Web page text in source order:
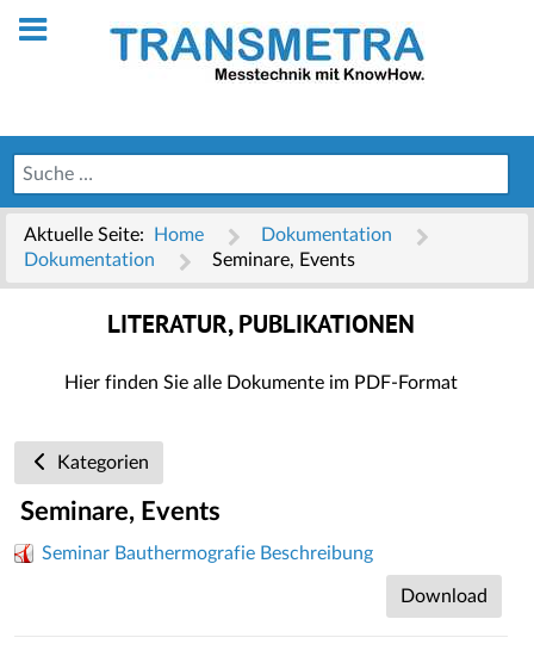
Aktuelle Seite: Home
Dokumentation
Dokumentation
Seminare, Events
LITERATUR, PUBLIKATIONEN
Hier finden Sie alle Dokumente im PDF-Format
Kategorien
Seminare, Events
Seminar Bauthermografie Beschreibung
Download